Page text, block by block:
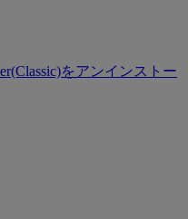
をアンインストー